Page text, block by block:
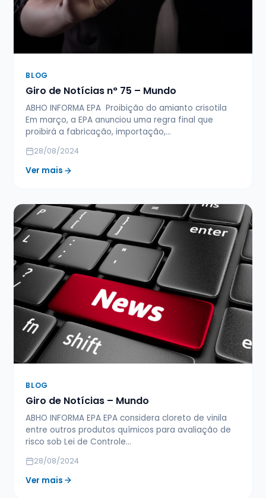
BLOG
Giro de Notícias n° 75 – Mundo
ABHO INFORMA EPA Proibição do amianto crisotila
Em março, a EPA anunciou uma regra final que
proibirá a fabricação, importação,…
28/08/2024
Ver mais
BLOG
Giro de Notícias – Mundo
ABHO INFORMA EPA EPA considera cloreto de vinila
entre outros produtos químicos para avaliação de
risco sob Lei de Controle…
28/08/2024
Ver mais